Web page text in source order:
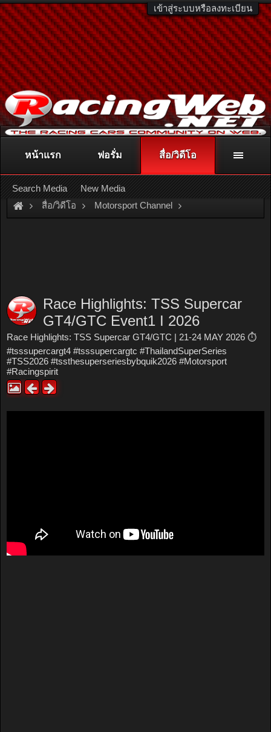
เข้าสู่ระบบหรือลงทะเบียน
ติดต่อลงโฆษณา racingweb@gmail.comหรือโทร. 081-811-1138
หรืออ่านรายละเอียดเพิ่มเติม คลิกที่นี่
สื่อ/วิดีโอ Motorsport Channel
Race Highlights: TSS Supercar
GT4/GTC Event1 I 2026
Race Highlights: TSS Supercar GT4/GTC | 21-24 MAY 2026 ⏱️
#tsssupercargt4 #tsssupercargtc #ThailandSuperSeries
#TSS2026 #tssthesuperseriesbybquik2026 #Motorsport
#Racingspirit
หน้าแรก ฟอรั่ม สื่อ/วิดีโอ
Search Media New Media